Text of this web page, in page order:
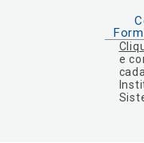
e